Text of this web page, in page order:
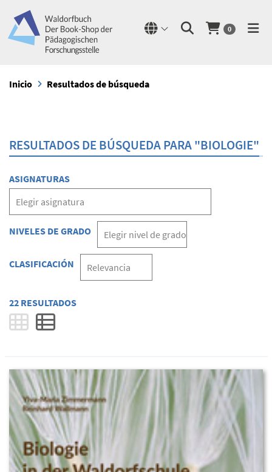
0
Inicio Resultados de búsqueda
RESULTADOS DE BÚSQUEDA PARA "BIOLOGIE"
ASIGNATURAS
NIVELES DE GRADO
CLASIFICACIÓN
22 RESULTADOS